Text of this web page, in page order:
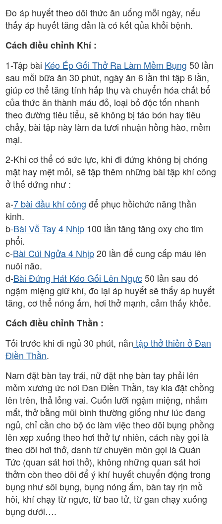
Đo áp huyết theo dõi thức ăn uống mỗi ngày, nếu
thấy áp huyết tăng dần là có kết qủa khỏi bệnh.
Cách điều chỉnh Khí :
1-Tập bài Kéo Ép Gối Thở Ra Làm Mềm Bụng 50 lần
sau mỗi bữa ăn 30 phút, ngày ăn 6 lần thì tập 6 lần,
giúp cơ thể tăng tính hấp thụ và chuyển hóa chất bổ
của thức ăn thành máu đỏ, loại bỏ độc tốn nhanh
theo đường tiêu tiểu, sẽ không bị táo bón hay tiêu
chảy, bài tập này làm da tươi nhuận hồng hào, mềm
mại.
2-Khi cơ thể có sức lực, khi đi đứng không bị chóng
mặt hay mệt mỏi, sẽ tập thêm những bài tập khí công
ở thế đứng như :
a-7 bài đầu khí công để phục hồichức năng thần
kinh.
b-Bài Vỗ Tay 4 Nhịp 100 lần tăng tăng oxy cho tim
phổi.
c-Bài Cúi Ngửa 4 Nhịp20 lần để cung cấp máu lên
nuôi não.
d-Bài Đứng Hát Kéo Gối Lên Ngực50 lần sau đó
ngậm miệng giữ khí, đo lại áp huyết sẽ thấy áp huyết
tăng, cơ thể nóng ấm, hơi thở mạnh, cảm thấy khỏe.
Cách điều chỉnh Thần :
Tối trước khi đi ngủ 30 phút, nằn tập thở thiền ở Đan
Điền Thần.
Nam đặt bàn tay trái, nữ đặt nhẹ bàn tay phải lên
mỏm xương ức nơi Đan Điền Thần, tay kia đặt chồng
lên trên, thả lỏng vai. Cuốn lưỡi ngậm miệng, nhắm
mắt, thở bằng mũi bình thường giống như lúc đang
ngủ, chỉ cần cho bộ óc làm việc theo dõi bụng phồng
lên xẹp xuống theo hơi thở tự nhiên, cách này gọi là
theo dõi hơi thở, danh từ chuyên môn gọi là Quán
Tức (quan sát hơi thở), không những quan sát hơi
thởm còn theo dõi để ý khí huyết chuyển động trong
bụng như sôi bụng, bụng nóng ấm, bàn tay rịn mồ
hôi, khí chạy từ ngực, từ bao tử, từ gan chạy xuống
bụng dưới….